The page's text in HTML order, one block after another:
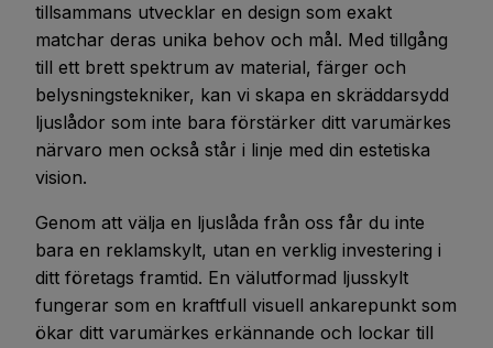
tillsammans utvecklar en design som exakt
matchar deras unika behov och mål. Med tillgång
till ett brett spektrum av material, färger och
belysningstekniker, kan vi skapa en skräddarsydd
ljuslådor som inte bara förstärker ditt varumärkes
närvaro men också står i linje med din estetiska
vision.
Genom att välja en ljuslåda från oss får du inte
bara en reklamskylt, utan en verklig investering i
ditt företags framtid. En välutformad ljusskylt
fungerar som en kraftfull visuell ankarepunkt som
ökar ditt varumärkes erkännande och lockar till